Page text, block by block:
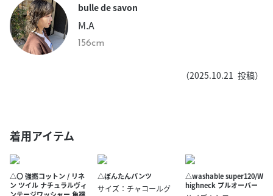
bulle de savon
M.A
156cm
（2025.10.21 投稿）
着用アイテム
△〇 強撚コットン / リネ
ン ツイル ナチュラルヴィ
△ぼんたんパンツ
サイズ：チャコールグ
△washable super120/W
highneck プルオーバー